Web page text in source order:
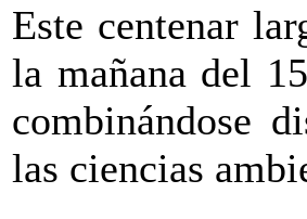
Este centenar
la mañana del
combinándose
las ciencias